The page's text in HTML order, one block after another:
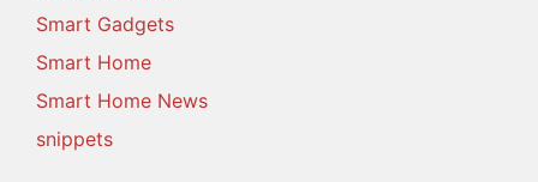
Smart Gadgets
Smart Home
Smart Home News
snippets